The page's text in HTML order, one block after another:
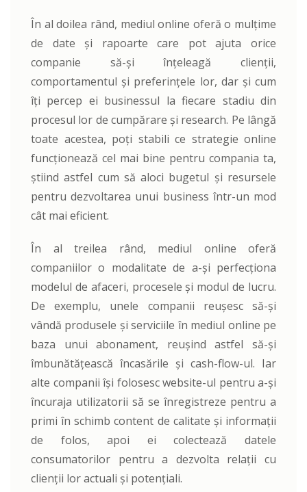
În al doilea rând, mediul online oferă o mulțime
de date și rapoarte care pot ajuta orice
companie să-și înțeleagă clienții,
comportamentul și preferințele lor, dar și cum
îți percep ei businessul la fiecare stadiu din
procesul lor de cumpărare și research. Pe lângă
toate acestea, poți stabili ce strategie online
funcționează cel mai bine pentru compania ta,
știind astfel cum să aloci bugetul și resursele
pentru dezvoltarea unui business într-un mod
cât mai eficient.
În al treilea rând, mediul online oferă
companiilor o modalitate de a-și perfecționa
modelul de afaceri, procesele și modul de lucru.
De exemplu, unele companii reușesc să-și
vândă produsele și serviciile în mediul online pe
baza unui abonament, reușind astfel să-și
îmbunătățească încasările și cash-flow-ul. Iar
alte companii își folosesc website-ul pentru a-și
încuraja utilizatorii să se înregistreze pentru a
primi în schimb content de calitate și informații
de folos, apoi ei colectează datele
consumatorilor pentru a dezvolta relații cu
clienții lor actuali și potențiali.